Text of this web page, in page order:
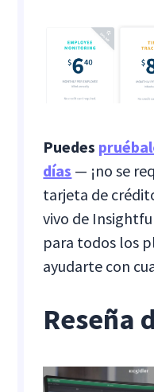
Puedes
días — ¡no se
tarjeta de
vivo de
para todos los
ayudarte con
Reseña